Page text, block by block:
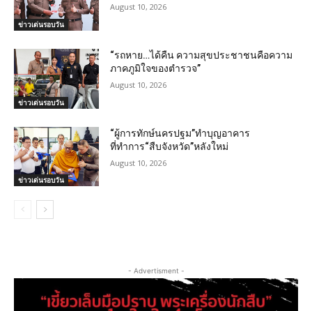
ข่าวเด่นรอบวัน
August 10, 2026
ข่าวเด่นรอบวัน
“รถหาย…ได้คืน ความสุขประชาชนคือความ
ภาคภูมิใจของตำรวจ”
August 10, 2026
ข่าวเด่นรอบวัน
“ผู้การทักษ์นครปฐม”ทำบุญอาคาร
ที่ทำการ“สืบจังหวัด”หลังใหม่
August 10, 2026
- Advertisment -